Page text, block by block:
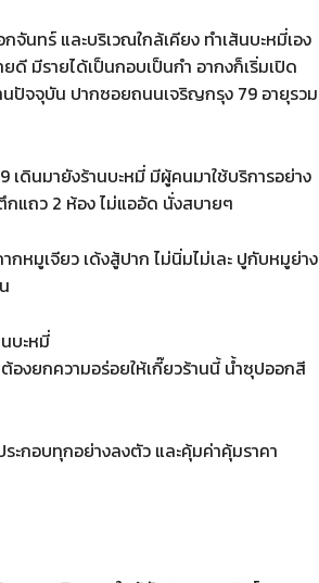
นทร์ และบริเวณใกล้เคียง ทำเส้นบะหมี่เอง
ดี มีรายได้เป็นกอบเป็นกำ อากงก็เริ่มเปิด
ปัจจุบัน ปากซอยถนนเจริญกรุง 79 อายุรวม
เดินมายังร้านบะหมี่ มีผู้คนมาใช้บริการอย่าง
กแถว 2 ห้อง ไม่แออัด นั่งสบายๆ
หมูเจียว เด้งสู้ปาก ไม่นิ่มไม่เละ ปูกับหมูย่าง
บะหมี่
งยกความอร่อยให้เกี๊ยวร้านนี้ น้ำซุปออกสี
ะกอบทุกอย่างลงตัว และคุ้มค่าคุ้มราคา